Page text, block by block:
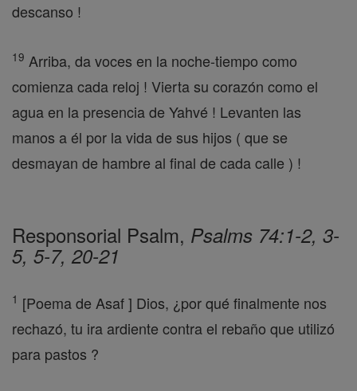
descanso !
19 Arriba, da voces en la noche-tiempo como
comienza cada reloj ! Vierta su corazón como el
agua en la presencia de Yahvé ! Levanten las
manos a él por la vida de sus hijos ( que se
desmayan de hambre al final de cada calle ) !
Responsorial Psalm, Psalms 74:1-2, 3-
5, 5-7, 20-21
1 [Poema de Asaf ] Dios, ¿por qué finalmente nos
rechazó, tu ira ardiente contra el rebaño que utilizó
para pastos ?